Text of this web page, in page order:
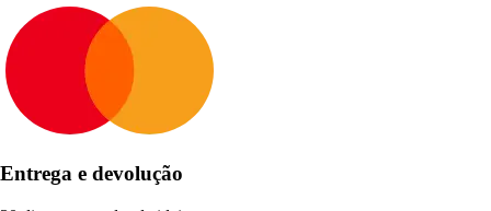
Entrega e devolução